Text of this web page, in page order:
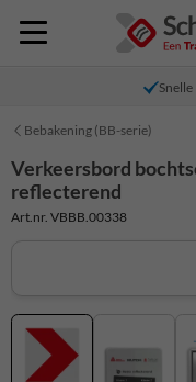
Bebakening (BB-serie)
Verkeersbord
reflecterend
Art.nr. VBBB.00338